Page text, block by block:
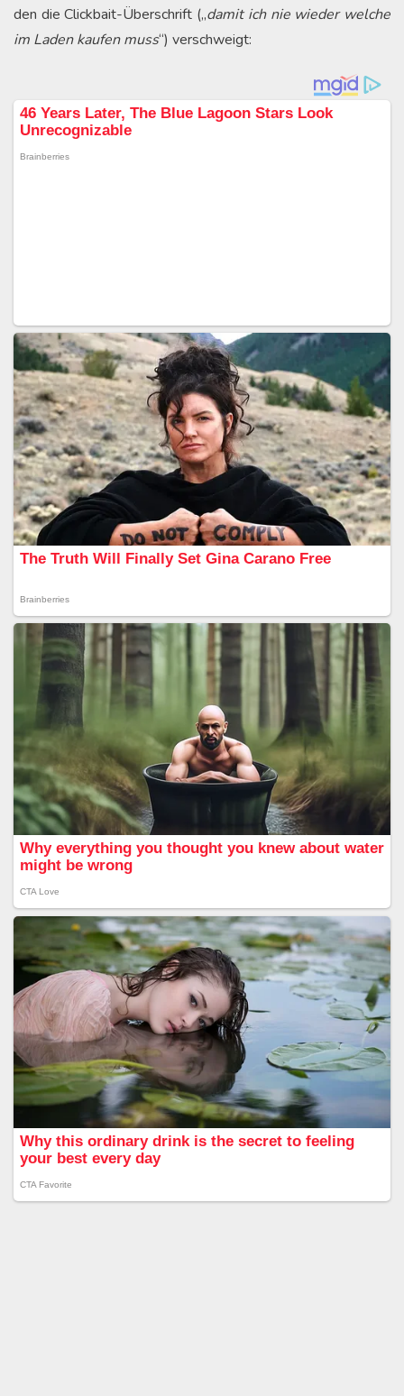
den die Clickbait-Überschrift („damit ich nie wieder welche
im Laden kaufen muss“) verschweigt: